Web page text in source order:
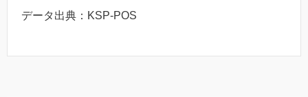
データ出典：KSP-POS